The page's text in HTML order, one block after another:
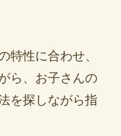
特性に合わせ、
ら、お子さんの
を探しながら指